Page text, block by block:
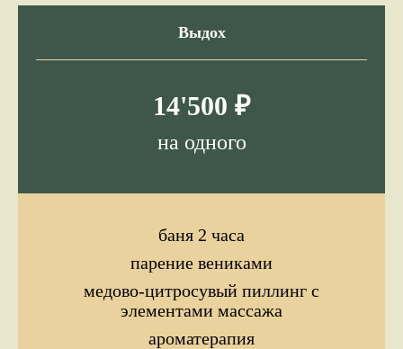
Выдох
14'500 ₽
на одного
баня 2 часа
парение вениками
медово-цитросувый пиллинг с
элементами массажа
ароматерапия